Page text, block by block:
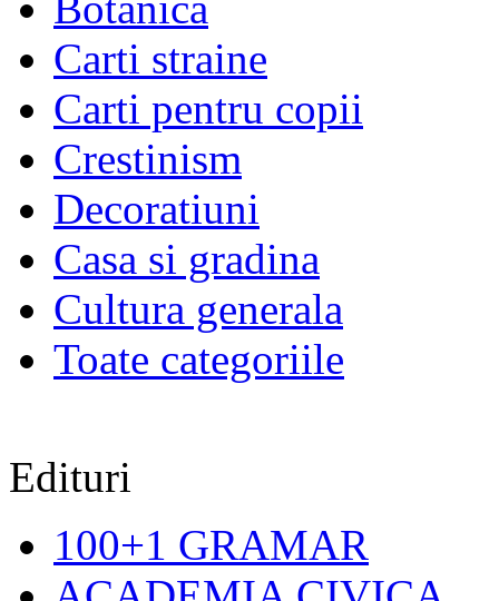
Carti straine
Carti pentru copii
Crestinism
Decoratiuni
Casa si gradina
Cultura generala
Toate categoriile
Edituri
100+1 GRAMAR